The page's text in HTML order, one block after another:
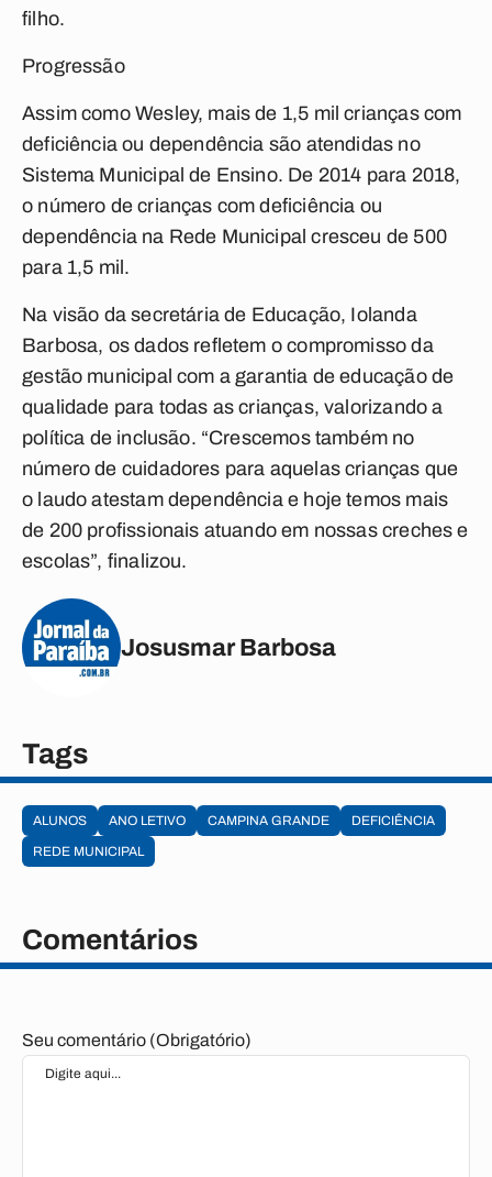
filho.
Progressão
Assim como Wesley, mais de 1,5 mil crianças com
deficiência ou dependência são atendidas no
Sistema Municipal de Ensino. De 2014 para 2018,
o número de crianças com deficiência ou
dependência na Rede Municipal cresceu de 500
para 1,5 mil.
Na visão da secretária de Educação, Iolanda
Barbosa, os dados refletem o compromisso da
gestão municipal com a garantia de educação de
qualidade para todas as crianças, valorizando a
política de inclusão. “Crescemos também no
número de cuidadores para aquelas crianças que
o laudo atestam dependência e hoje temos mais
de 200 profissionais atuando em nossas creches e
escolas”, finalizou.
Josusmar Barbosa
Tags
ALUNOS ANO LETIVO CAMPINA GRANDE
DEFICIÊNCIA
REDE MUNICIPAL
Comentários
Seu comentário (Obrigatório)